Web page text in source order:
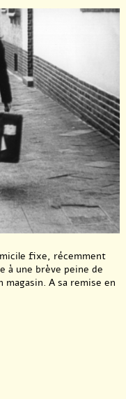
fixe, récemment
à une brève peine de
A sa remise en